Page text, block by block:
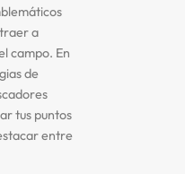
a
campo. En
de
tus puntos
entre